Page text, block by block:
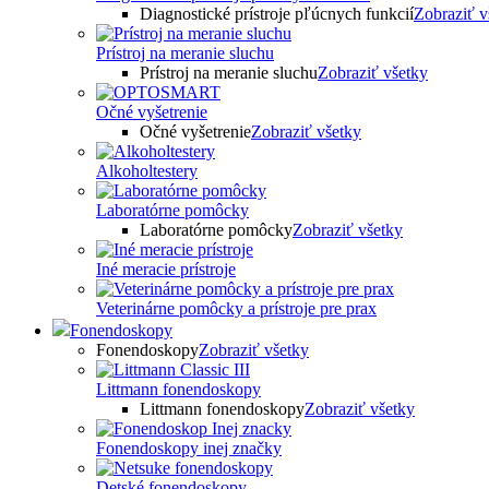
Diagnostické prístroje pľúcnych funkciíZobraziť
Prístroj na meranie sluchu
Prístroj na meranie sluchuZobraziť všetky
Očné vyšetrenie
Očné vyšetrenieZobraziť všetky
Alkoholtestery
Laboratórne pomôcky
Laboratórne pomôckyZobraziť všetky
Iné meracie prístroje
Veterinárne pomôcky a prístroje pre prax
Fonendoskopy
FonendoskopyZobraziť všetky
Littmann fonendoskopy
Littmann fonendoskopyZobraziť všetky
Fonendoskopy inej značky